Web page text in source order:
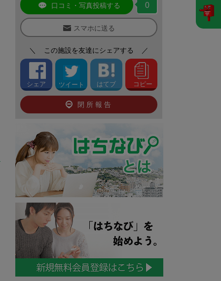
口コミ・写真投稿する 0
スマホに送る
＼ この施設を友達にシェアする ／
シェア ツイート はてブ コピー
閉所報告